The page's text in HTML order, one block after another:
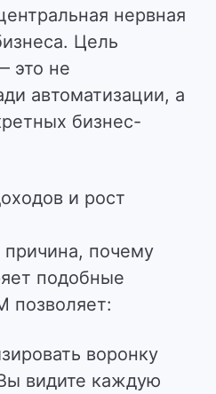
нервная
Цель
это не
автоматизации, а
бизнес-
и рост
причина, почему
подобные
позволяет:
воронку
видите каждую